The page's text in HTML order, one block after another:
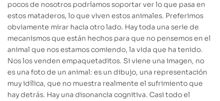
pocos de nosotros podríamos soportar ver lo que pasa en
estos mataderos, lo que viven estos animales. Preferimos
obviamente mirar hacia otro lado. Hay toda una serie de
mecanismos que están hechos para que no pensemos en el
animal que nos estamos comiendo, la vida que ha tenido.
Nos los venden empaquetaditos. Si viene una imagen, no
es una foto de un animal: es un dibujo, una representación
muy idílica, que no muestra realmente el sufrimiento que
hay detrás. Hay una disonancia cognitiva. Casi todo el